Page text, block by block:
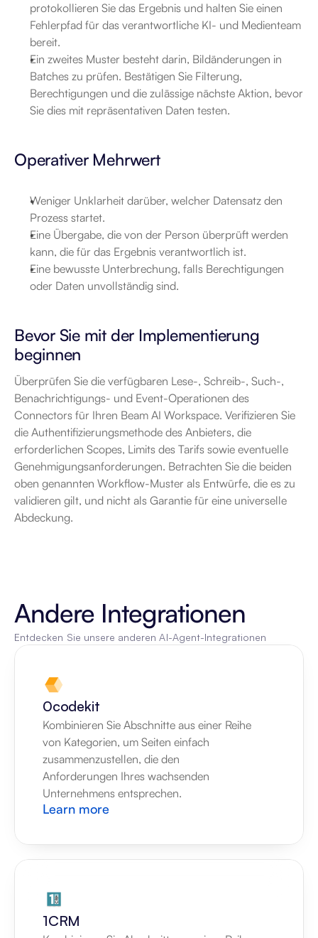
protokollieren Sie das Ergebnis und halten Sie einen
Fehlerpfad für das verantwortliche KI- und Medienteam
bereit.
Ein zweites Muster besteht darin, Bildänderungen in
Batches zu prüfen. Bestätigen Sie Filterung,
Berechtigungen und die zulässige nächste Aktion, bevor
Sie dies mit repräsentativen Daten testen.
Operativer Mehrwert
Weniger Unklarheit darüber, welcher Datensatz den
Prozess startet.
Eine Übergabe, die von der Person überprüft werden
kann, die für das Ergebnis verantwortlich ist.
Eine bewusste Unterbrechung, falls Berechtigungen
oder Daten unvollständig sind.
Bevor Sie mit der Implementierung
beginnen
Überprüfen Sie die verfügbaren Lese-, Schreib-, Such-,
Benachrichtigungs- und Event-Operationen des
Connectors für Ihren Beam AI Workspace. Verifizieren Sie
die Authentifizierungsmethode des Anbieters, die
erforderlichen Scopes, Limits des Tarifs sowie eventuelle
Genehmigungsanforderungen. Betrachten Sie die beiden
oben genannten Workflow-Muster als Entwürfe, die es zu
validieren gilt, und nicht als Garantie für eine universelle
Abdeckung.
Andere Integrationen
Entdecken Sie unsere anderen AI-Agent-Integrationen
0codekit
Kombinieren Sie Abschnitte aus einer Reihe
von Kategorien, um Seiten einfach
zusammenzustellen, die den
Anforderungen Ihres wachsenden
Unternehmens entsprechen.
Learn more
1CRM